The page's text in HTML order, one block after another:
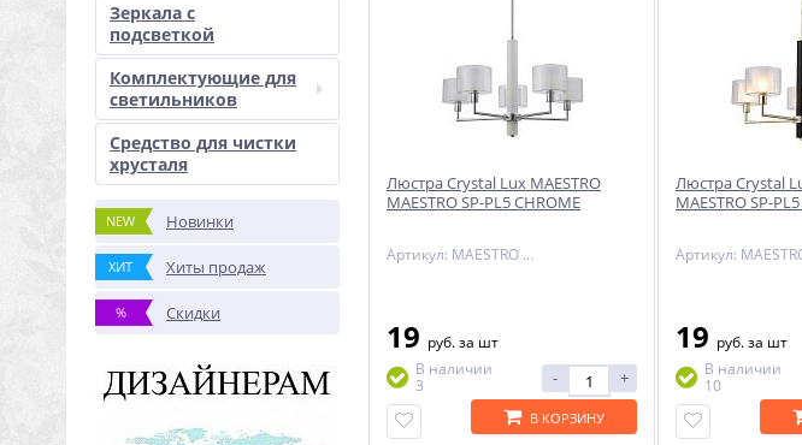
Зеркала с
подсветкой
Комплектующие для
светильников
Средство для чистки
хрусталя
NEW Новинки
ХИТ Хиты продаж
% Скидки
Люстра Crystal Lux MAESTRO
MAESTRO SP-PL5 CHROME
Артикул: MAESTRO SP-PL5 CHROME
19 руб.за шт
В наличии
3
- +
В КОРЗИНУ
Люстра Crystal
MAESTRO SP-
19 руб.за шт
В наличии
10